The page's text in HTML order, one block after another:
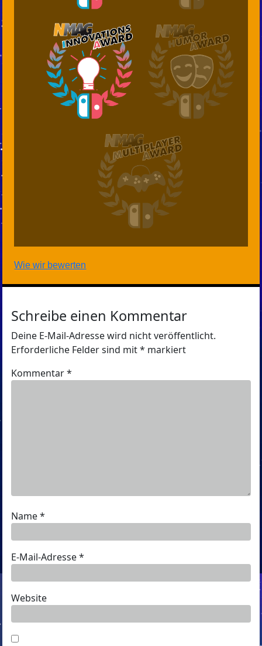
Wie wir bewerten
Schreibe einen Kommentar
Deine E-Mail-Adresse wird nicht veröffentlicht.
Erforderliche Felder sind mit* markiert
Kommentar*
Name*
E-Mail-Adresse*
Website